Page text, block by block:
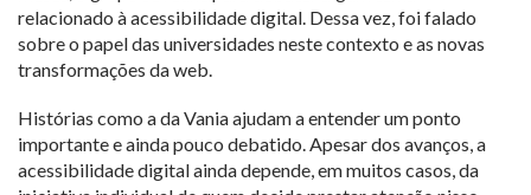
relacionado à acessibilidade digital. Dessa vez, foi falado
sobre o papel das universidades neste contexto e as novas
transformações da web.
Histórias como a da Vania ajudam a entender um ponto
importante e ainda pouco debatido. Apesar dos avanços, a
acessibilidade digital ainda depende, em muitos casos, da